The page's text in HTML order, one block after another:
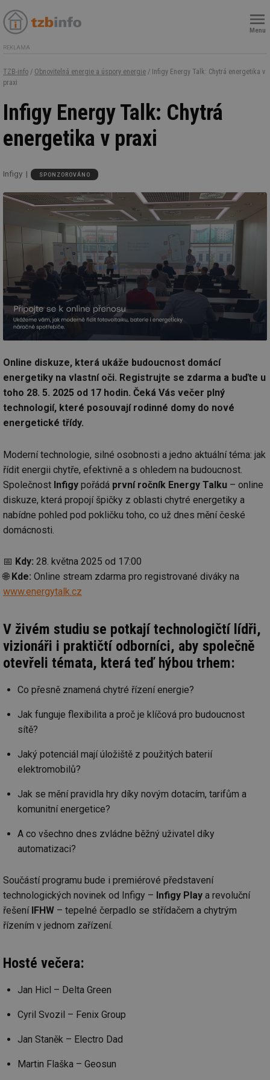
Menu
REKLAMA
TZB-info / Obnovitelná energie a úspory energie / Infigy Energy Talk: Chytrá energetika v
praxi
Infigy Energy Talk: Chytrá
energetika v praxi
Infigy SPONZOROVÁNO
Online diskuze, která ukáže budoucnost domácí
energetiky na vlastní oči. Registrujte se zdarma a buďte u
toho 28. 5. 2025 od 17 hodin. Čeká Vás večer plný
technologií, které posouvají rodinné domy do nové
energetické třídy.
Moderní technologie, silné osobnosti a jedno aktuální téma: jak
řídit energii chytře, efektivně a s ohledem na budoucnost.
Společnost Infigy pořádá první ročník Energy Talku – online
diskuze, která propojí špičky z oblasti chytré energetiky a
nabídne pohled pod pokličku toho, co už dnes mění české
domácnosti.
📅 Kdy: 28. května 2025 od 17:00
🌐 Kde: Online stream zdarma pro registrované diváky na
www.energytalk.cz
V živém studiu se potkají technologičtí lídři,
vizionáři i praktičtí odborníci, aby společně
otevřeli témata, která teď hýbou trhem:
Co přesně znamená chytré řízení energie?
Jak funguje flexibilita a proč je klíčová pro budoucnost
sítě?
Jaký potenciál mají úložiště z použitých baterií
elektromobilů?
Jak se mění pravidla hry díky novým dotacím, tarifům a
komunitní energetice?
A co všechno dnes zvládne běžný uživatel díky
automatizaci?
Součástí programu bude i premiérové představení
technologických novinek od Infigy – Infigy Play a revoluční
řešení IFHW – tepelné čerpadlo se střídačem a chytrým
řízením v jednom zařízení.
Hosté večera:
Jan Hicl – Delta Green
Cyril Svozil – Fenix Group
Jan Staněk – Electro Dad
Martin Flaška – Geosun